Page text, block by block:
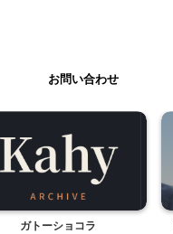
お問い合わせ
ガトーショコラ